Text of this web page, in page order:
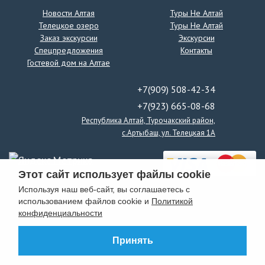
Новости Алтая
Телецкое озеро
Заказ экскурсии
Спецпредложения
Гостевой дом на Алтае
Туры Не Алтай
Туры Не Алтай
Экскурсии
Контакты
+7(909) 508-42-34
+7(923) 665-08-68
Республика Алтай, Турочакский район,
с.Артыбаш, ул. Телецкая 1А
Этот сайт использует файлы cookie
Используя наш веб-сайт, вы соглашаетесь с
использованием файлов cookie и Политикой
конфиденциальности
Принять